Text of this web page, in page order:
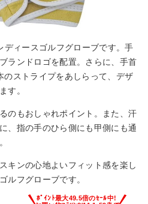
ディースゴルフグローブです。手
ランドロゴを配置。さらに、手首
のストライプをあしらって、デザ
す。
のもおしゃれポイント。また、汗
、指の手のひら側にも甲側にも通
キンの心地よいフィット感を楽し
ルフグローブです。